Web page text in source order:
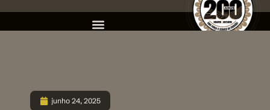
junho 24, 2025